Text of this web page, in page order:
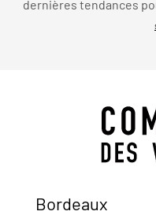
dernières tendances
Bordeaux